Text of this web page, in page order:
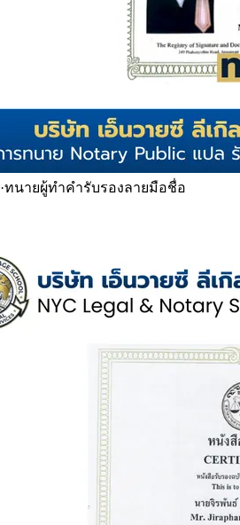
·ทนายผู้ทำคำรับรองลายมือชื่อ